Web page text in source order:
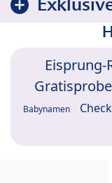
Eisprung-
Babynamen